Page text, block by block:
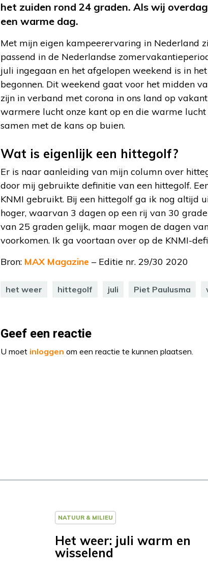
het zuiden rond 24 graden. Als wij
een warme dag.
Met mijn eigen kampeerervaring in Nederland
passend in de Nederlandse
juli ingegaan en het afgelopen weekend is in
begonnen. Dit weekend gaat voor het midden
zijn in verband met corona in ons land op
warmere lucht onze kant op en die warme
samen met de kans op buien.
Wat is eigenlijk een hittegolf?
Er is naar aanleiding van mijn column over
door mij gebruikte definitie van een hittegolf.
KNMI gebruikt. Bij een hittegolf ga ik nog altijd
hoger, waarvan 3 dagen op een rij van 30
van 25 graden gelijk, maar mogen de dagen
voorkomen. Ik ga voortaan over op de KNMI-
Bron: MAX Magazine – Editie nr. 29/30 2020
het weer hittegolf juli Piet Paulusma
Geef een reactie
U moet inloggen om een reactie te kunnen plaatsen.
NATUUR & MILIEU
Het weer: juli warm en
wisselend